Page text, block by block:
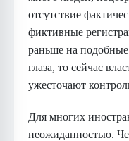
отсутствие
фиктивные
раньше на
глаза, то сейчас
ужесточают
Для многих
неожиданностью.